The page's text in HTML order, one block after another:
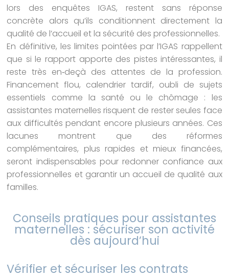
lors des enquêtes IGAS, restent sans réponse
concrète alors qu’ils conditionnent directement la
qualité de l’accueil et la sécurité des professionnelles.
En définitive, les limites pointées par l’IGAS rappellent
que si le rapport apporte des pistes intéressantes, il
reste très en‑deçà des attentes de la profession.
Financement flou, calendrier tardif, oubli de sujets
essentiels comme la santé ou le chômage : les
assistantes maternelles risquent de rester seules face
aux difficultés pendant encore plusieurs années. Ces
lacunes montrent que des réformes
complémentaires, plus rapides et mieux financées,
seront indispensables pour redonner confiance aux
professionnelles et garantir un accueil de qualité aux
familles.
Conseils pratiques pour assistantes
maternelles : sécuriser son activité
dès aujourd’hui
Vérifier et sécuriser les contrats